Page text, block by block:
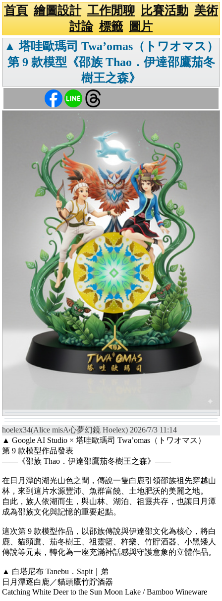
首頁 繪圖設計 工作閒聊 比賽活動 美術
討論 標籤
圖片
▲ 塔哇歐瑪司 Twa’omas（トワオマス）
第 9 款模型《邵族 Thao．伊達邵鷹茄冬
樹王之森》
hoelex34(Alice misA心夢幻鏡 Hoelex) 2026/7/3 11:14
▲ Google AI Studio × 塔哇歐瑪司 Twa’omas（トワオマス）
第 9 款模型作品發表
——《邵族 Thao．伊達邵鷹茄冬樹王之森》——
在日月潭的湖光山色之間，傳說一隻白鹿引領邵族祖先穿越山
林，來到這片水源豐沛、魚群富饒、土地肥沃的美麗之地。
自此，族人依湖而生，與山林、湖泊、祖靈共存，也讓日月潭
成為邵族文化與記憶的重要起點。
這次第 9 款模型作品，以邵族傳說與伊達邵文化為核心，將白
鹿、貓頭鷹、茄冬樹王、祖靈籃、杵樂、竹貯酒器、小黑矮人
傳說等元素，轉化為一座充滿神話感與守護意象的立體作品。
▲ 白塔尼布 Tanebu．Sapit｜弟
日月潭逐白鹿／貓頭鷹竹貯酒器
Catching White Deer to the Sun Moon Lake / Bamboo Wineware